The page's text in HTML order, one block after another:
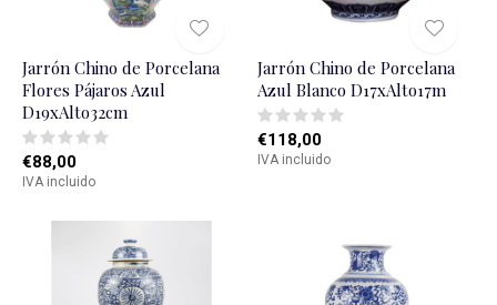
Jarrón Chino de Porcelana
Flores Pájaros Azul
D19xAlto32cm
€88,00
IVA incluido
Jarrón Chino de Porcelana
Azul Blanco D17xAlto17m
€118,00
IVA incluido